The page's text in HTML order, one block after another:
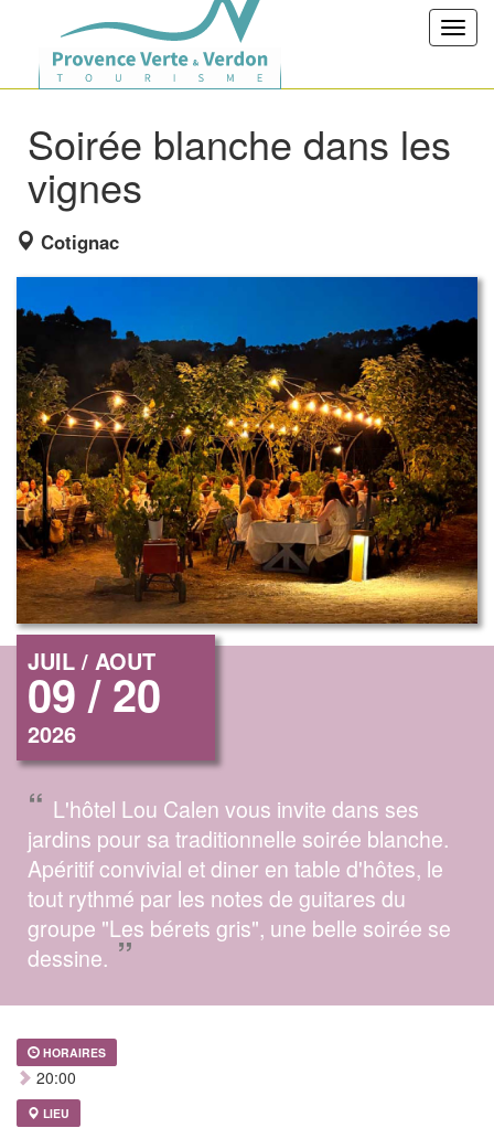
Soirée blanche dans les
vignes
Cotignac
JUIL / AOUT
09 / 20
2026
“ L'hôtel Lou Calen vous invite dans ses
jardins pour sa traditionnelle soirée blanche.
Apéritif convivial et diner en table d'hôtes, le
tout rythmé par les notes de guitares du
groupe "Les bérets gris", une belle soirée se
dessine.”
HORAIRES
20:00
LIEU